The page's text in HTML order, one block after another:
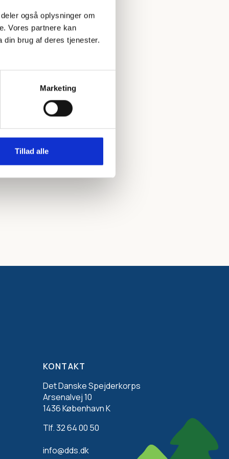
også oplysninger om
Vores partnere kan
din brug af deres tjenester.
Marketing
Tillad alle
KONTAKT
Det Danske Spejderkorps
Arsenalvej 10
1436 København K
Tlf. 32 64 00 50
info@dds.dk